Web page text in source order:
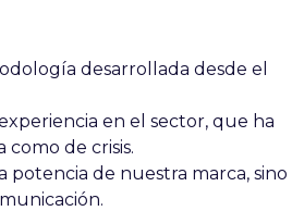
desarrollada desde el
en el sector, que ha
de crisis.
potencia de nuestra marca, sino